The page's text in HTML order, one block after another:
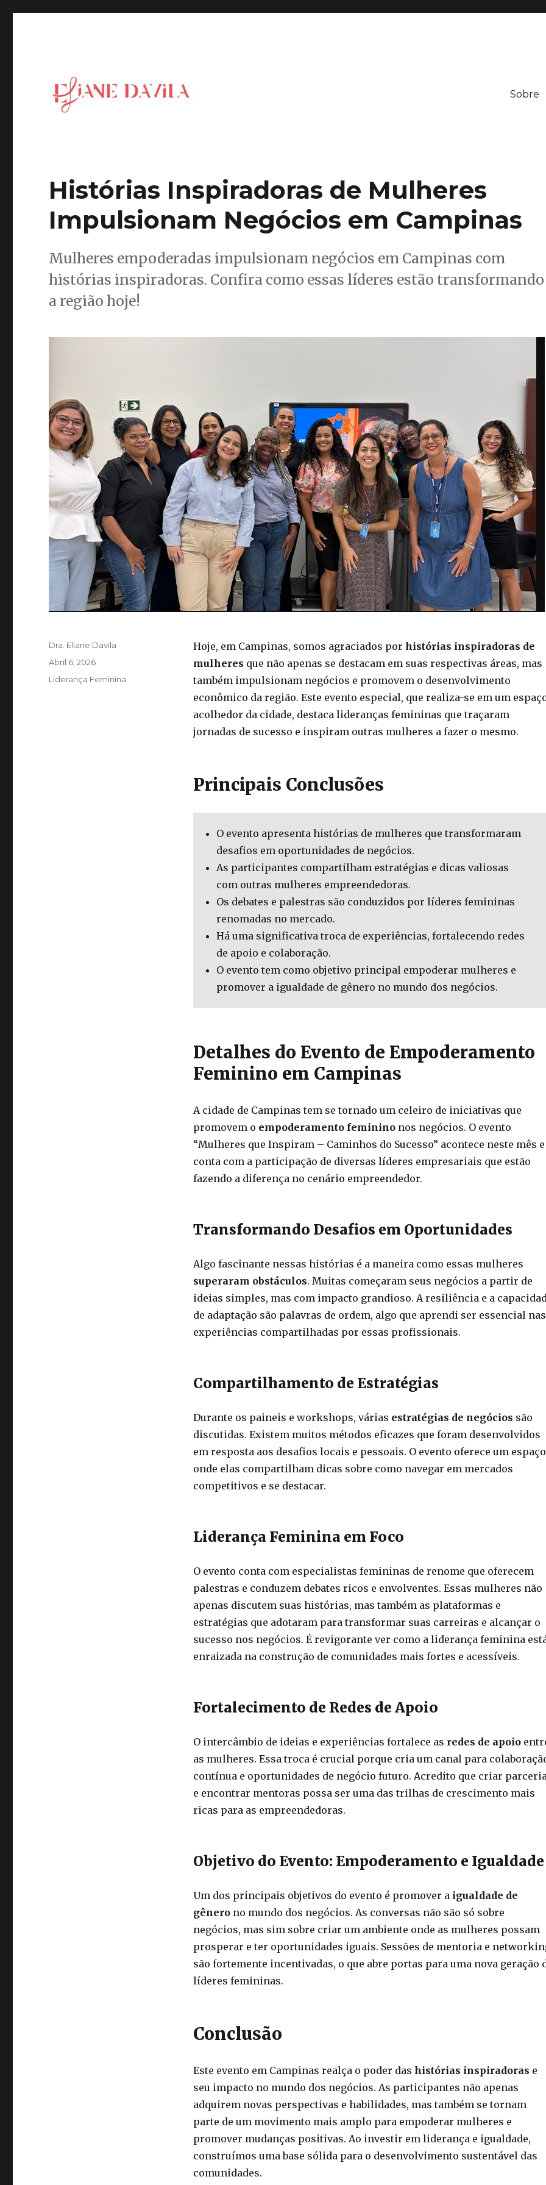
Sobre
Histórias Inspiradoras de Mulheres
Impulsionam Negócios em Campinas
Mulheres empoderadas impulsionam negócios em Campinas com
histórias inspiradoras. Confira como essas líderes estão transformando
a região hoje!
Hoje, em Campinas, somos agraciados por histórias inspiradoras de
mulheres que não apenas se destacam em suas respectivas áreas, mas
também impulsionam negócios e promovem o desenvolvimento
econômico da região. Este evento especial, que realiza-se em um
acolhedor da cidade, destaca lideranças femininas que traçaram
jornadas de sucesso e inspiram outras mulheres a fazer o mesmo.
Principais Conclusões
O evento apresenta histórias de mulheres que transformaram
desafios em oportunidades de negócios.
As participantes compartilham estratégias e dicas valiosas
com outras mulheres empreendedoras.
Os debates e palestras são conduzidos por líderes femininas
renomadas no mercado.
Há uma significativa troca de experiências, fortalecendo redes
de apoio e colaboração.
O evento tem como objetivo principal empoderar mulheres e
promover a igualdade de gênero no mundo dos negócios.
Detalhes do Evento de Empoderamento
Feminino em Campinas
A cidade de Campinas tem se tornado um celeiro de iniciativas que
promovem o empoderamento femininonos negócios. O evento
“Mulheres que Inspiram – Caminhos do Sucesso” acontece neste mês e
conta com a participação de diversas líderes empresariais que estão
fazendo a diferença no cenário empreendedor.
Transformando Desafios em Oportunidades
Algo fascinante nessas histórias é a maneira como essas mulheres
superaram obstáculos. Muitas começaram seus negócios a partir de
ideias simples, mas com impacto grandioso. A resiliência e a
de adaptação são palavras de ordem, algo que aprendi ser essencial nas
experiências compartilhadas por essas profissionais.
Compartilhamento de Estratégias
Durante os paineis e workshops, várias estratégias de negócios são
discutidas. Existem muitos métodos eficazes que foram desenvolvidos
em resposta aos desafios locais e pessoais. O evento oferece um espaço
onde elas compartilham dicas sobre como navegar em mercados
competitivos e se destacar.
Liderança Feminina em Foco
O evento conta com especialistas femininas de renome que oferecem
palestras e conduzem debates ricos e envolventes. Essas mulheres não
apenas discutem suas histórias, mas também as plataformas e
estratégias que adotaram para transformar suas carreiras e alcançar o
sucesso nos negócios. É revigorante ver como a liderança feminina
enraizada na construção de comunidades mais fortes e acessíveis.
Fortalecimento de Redes de Apoio
O intercâmbio de ideias e experiências fortalece as redes de apoio
as mulheres. Essa troca é crucial porque cria um canal para
contínua e oportunidades de negócio futuro. Acredito que criar
e encontrar mentoras possa ser uma das trilhas de crescimento mais
ricas para as empreendedoras.
Objetivo do Evento: Empoderamento e Igualdade
Um dos principais objetivos do evento é promover a igualdade de
gênerono mundo dos negócios. As conversas não são só sobre
negócios, mas sim sobre criar um ambiente onde as mulheres possam
prosperar e ter oportunidades iguais. Sessões de mentoria e
são fortemente incentivadas, o que abre portas para uma nova geração
líderes femininas.
Conclusão
Este evento em Campinas realça o poder das histórias inspiradoras e
seu impacto no mundo dos negócios. As participantes não apenas
adquirem novas perspectivas e habilidades, mas também se tornam
parte de um movimento mais amplo para empoderar mulheres e
promover mudanças positivas. Ao investir em liderança e igualdade,
construímos uma base sólida para o desenvolvimento sustentável das
comunidades.
Autor
Dra. Eliane Davila
Publicado
em
Abril 6, 2026
Categorias
Liderança Feminina